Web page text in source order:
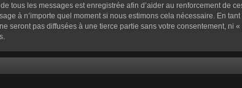
tous les messages est enregistrée afin d’aider au renforcement de
à n’importe quel moment si nous estimons cela nécessaire. En
seront pas diffusées à une tierce partie sans votre consentement,